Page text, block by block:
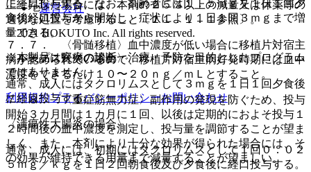
上上昇した場合には、本剤の２５％以上の減量又は休薬等の
適切な処置を考慮すること〔１１．１．１参照〕。
７．７． 〈骨髄移植〉血中濃度が低い場合に移植片対宿主
病が認められているので、移植片対宿主病好発時期には血中
濃度をできるだけ１０〜２０ｎｇ／ｍＬとすること。
７．８． 〈重症筋無力症〉副作用の発現を防ぐため、投与
開始３カ月間は１カ月に１回、以後は定期的におよそ投与１
２時間後の血中濃度を測定し、投与量を調節することが望ま
しく、また、本剤により十分な効果が得られた場合には、そ
の効果が維持できる用量まで減量することが望ましい。
に経口投与する。なお、高齢者には１．５ｍｇを１日１回夕
食後経口投与から開始し、症状により１日１回３ｍｇまで増
量できる。
〈ループス腎炎の場合〉
通常、成人にはタクロリムスとして３ｍｇを１日１回夕食後
に経口投与する。
〈潰瘍性大腸炎の場合〉
通常、成人には、初期にはタクロリムスとして１回０．０２
５ｍｇ／ｋｇを１日２回朝食後及び夕食後に経口投与する。
運営会社
© 2021 HOKUTO Inc. All rights reserved.
※本製品は疾病の診断・治療・予防を目的としたプログラム
ではありません。
利用規約プライバシーポリシーお問い合わせ